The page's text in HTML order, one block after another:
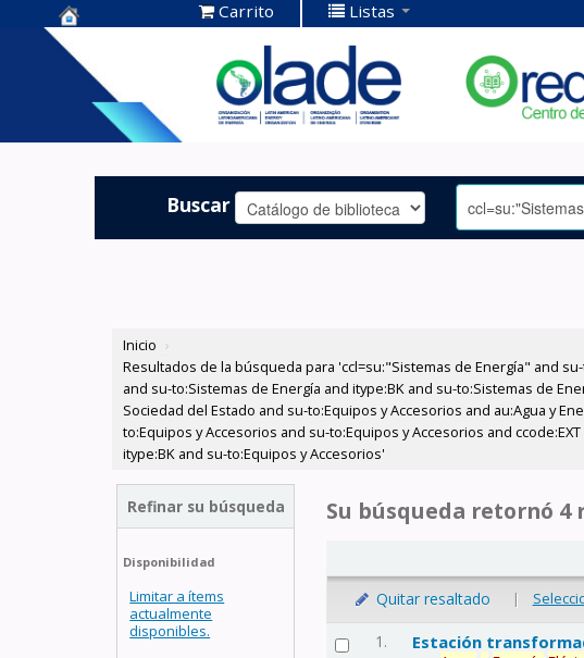
Centro de
Documentación
OLADE -
Carrito Listas
Buscar
Inicio ›
Resultados de la búsqueda para 'ccl=su:"Sistemas de Energía" and
and su-to:Sistemas de Energía and itype:BK and su-to:Sistemas de
Sociedad del Estado and su-to:Equipos y Accesorios and au:Agua y
to:Equipos y Accesorios and su-to:Equipos y Accesorios and
itype:BK and su-to:Equipos y Accesorios'
Refinar su búsqueda
Disponibilidad
Limitar a ítems
actualmente
disponibles.
Su búsqueda retornó 4
Quitar resaltado |
1. Estación